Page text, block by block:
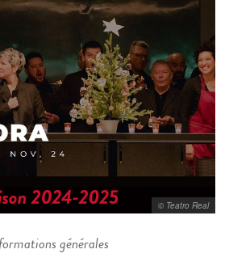
© Teatro Real
générales